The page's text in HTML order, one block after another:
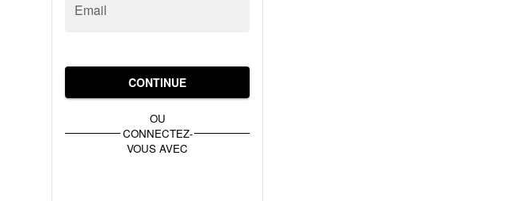
Email
CONTINUE
OU
CONNECTEZ-
VOUS AVEC